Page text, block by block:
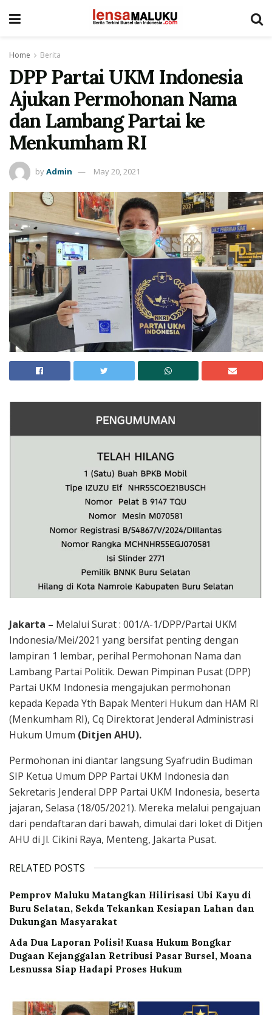
Home Berita
DPP Partai UKM Indonesia
Ajukan Permohonan Nama
dan Lambang Partai ke
Menkumham RI
byAdmin May 20, 2021
Jakarta – Melalui Surat : 001/A-1/DPP/Partai UKM
Indonesia/Mei/2021 yang bersifat penting dengan
lampiran 1 lembar, perihal Permohonan Nama dan
Lambang Partai Politik. Dewan Pimpinan Pusat (DPP)
Partai UKM Indonesia mengajukan permohonan
kepada Kepada Yth Bapak Menteri Hukum dan HAM RI
(Menkumham RI), Cq Direktorat Jenderal Administrasi
Hukum Umum (Ditjen AHU).
Permohonan ini diantar langsung Syafrudin Budiman
SIP Ketua Umum DPP Partai UKM Indonesia dan
Sekretaris Jenderal DPP Partai UKM Indonesia, beserta
jajaran, Selasa (18/05/2021). Mereka melalui pengajuan
dari pendaftaran dari bawah, dimulai dari loket di Ditjen
AHU di Jl. Cikini Raya, Menteng, Jakarta Pusat.
RELATED POSTS
‎Pemprov Maluku Matangkan Hilirisasi Ubi Kayu di
Buru Selatan, Sekda Tekankan Kesiapan Lahan dan
Dukungan Masyarakat
Ada Dua Laporan Polisi! Kuasa Hukum Bongkar
Dugaan Kejanggalan Retribusi Pasar Bursel, Moana
Lesnussa Siap Hadapi Proses Hukum